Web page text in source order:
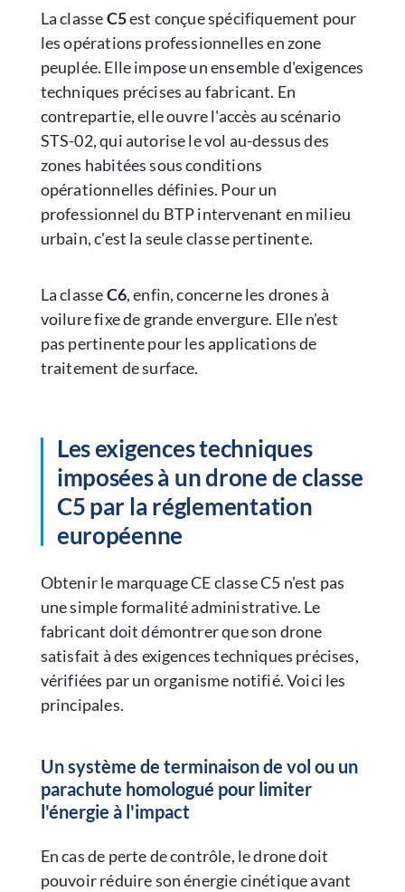
La classeC5est conçue spécifiquement pour
les opérations professionnelles en zone
peuplée. Elle impose un ensemble d'exigences
techniques précises au fabricant. En
contrepartie, elle ouvre l'accès au scénario
STS-02, qui autorise le vol au-dessus des
zones habitées sous conditions
opérationnelles définies. Pour un
professionnel du BTP intervenant en milieu
urbain, c'est la seule classe pertinente.
La classeC6, enfin, concerne les drones à
voilure fixe de grande envergure. Elle n'est
pas pertinente pour les applications de
traitement de surface.
Les exigences techniques
imposées à un drone de classe
C5 par la réglementation
européenne
Obtenir le marquage CE classe C5 n'est pas
une simple formalité administrative. Le
fabricant doit démontrer que son drone
satisfait à des exigences techniques précises,
vérifiées par un organisme notifié. Voici les
principales.
Un système de terminaison de vol ou un
parachute homologué pour limiter
l'énergie à l'impact
En cas de perte de contrôle, le drone doit
pouvoir réduire son énergie cinétique avant